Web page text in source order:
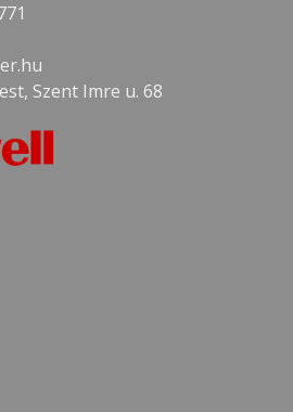
Szent Imre u. 68